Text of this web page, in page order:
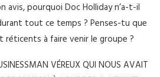
avis, pourquoi Doc Holliday n’a-t-il
tout ce temps ? Penses-tu que
réticents à faire venir le groupe ?
VÉREUX QUI NOUS AVAIT